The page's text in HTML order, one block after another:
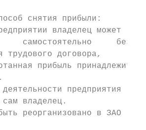
снятия прибыли:       •
владелец может
самостоятельно     без
трудового договора,
прибыль принадлежит
предприятия
владелец.
реорганизовано в ЗАО